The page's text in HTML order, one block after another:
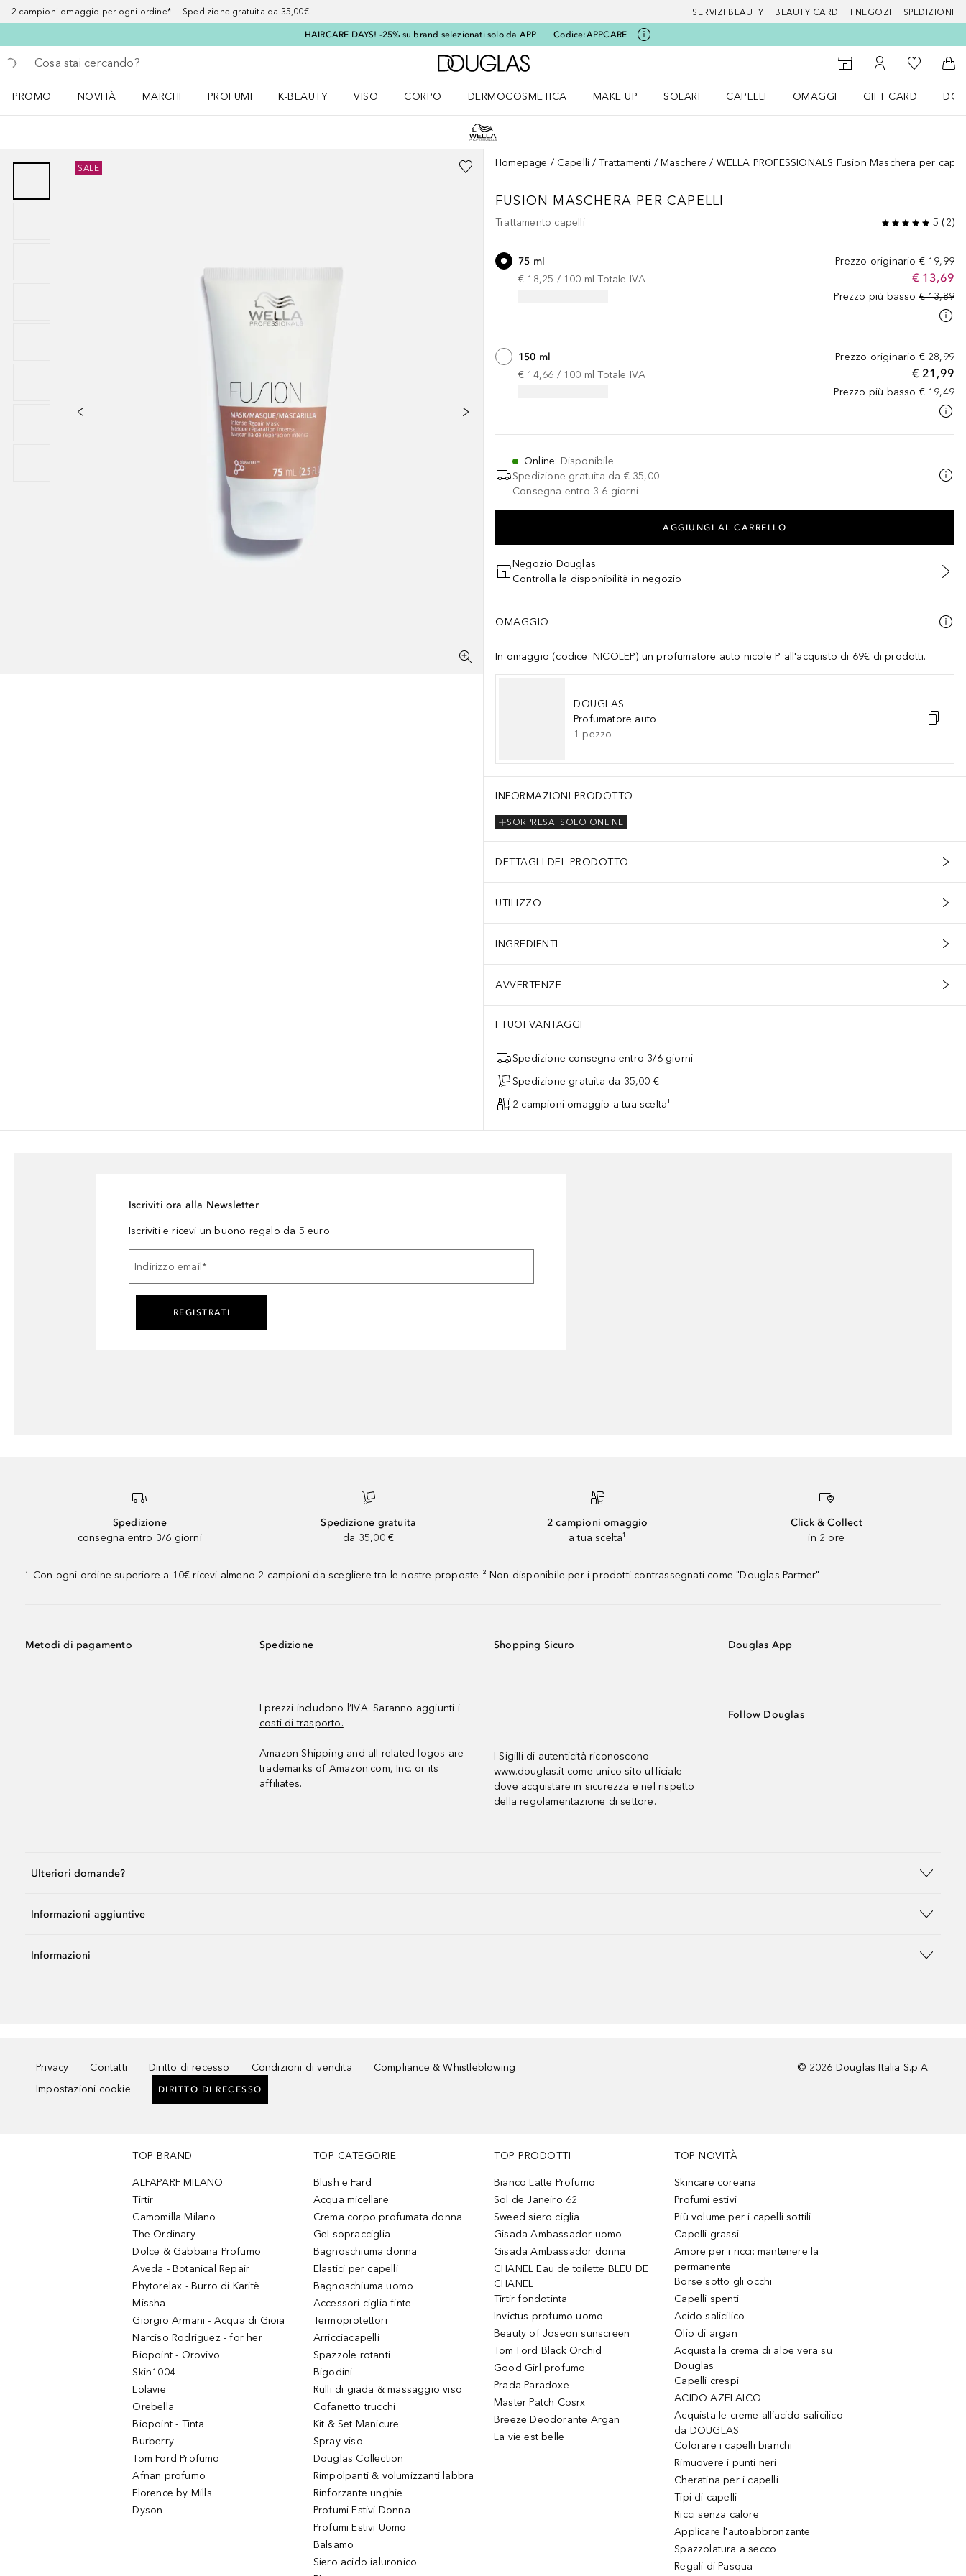
2 campioni omaggio per ogni ordine* Spedizione gratuita da 35,00€ SERVIZI BEAUTY BEAUTY CARD I NEGOZI SPEDIZIONI
HAIRCARE DAYS! -25% su brand selezionati solo da APP Codice:APPCARE
Torna indietro
Esegui ricerca
A Douglas Home
StorefinderAl Mio Account
Alla Mia
Al
PROMO
NOVITÀ
MARCHI
PROFUMI
K-BEAUTY
VISO
CORPO
DERMOCOSMETICA
MAKE UP
SOLARI
CAPELLI
OMAGGI
GIFT CARD
SALE Homepage Capelli Trattamenti Maschere WELLA PROFESSIONALS Fusion Maschera per
FUSION MASCHERA PER CAPELLI
Trattamento capelli 5 (2)
Prezzo originario € 19,99
€ 13,69
Prezzo più basso € 13,89
75 ml
€ 18,25 / 100 ml Totale IVA
Prezzo originario € 28,99
€ 21,99
Prezzo più basso € 19,49
150 ml
€ 14,66 / 100 ml Totale IVA
Online: Disponibile
Spedizione gratuita da € 35,00
Consegna entro 3-6 giorni
AGGIUNGI AL CARRELLO
Negozio Douglas
Controlla la disponibilità in negozio
OMAGGIO
In omaggio (codice: NICOLEP) un profumatore auto nicole P all'acquisto di 69€ di prodotti.
DOUGLAS
Profumatore auto
1 pezzo
INFORMAZIONI PRODOTTO
SOLO ONLINE
SORPRESA
DETTAGLI DEL PRODOTTO
UTILIZZO
INGREDIENTI
AVVERTENZE
I TUOI VANTAGGI
Spedizione consegna entro 3/6 giorni
Spedizione gratuita da 35,00 €
2 campioni omaggio a tua scelta¹
Iscriviti ora alla Newsletter
Iscriviti e ricevi un buono regalo da 5 euro
Indirizzo email *
REGISTRATI
Spedizione
consegna entro 3/6 giorni
Spedizione gratuita
da 35,00 €
2 campioni omaggio
a tua scelta¹
Click & Collect
in 2 ore
¹ Con ogni ordine superiore a 10€ ricevi almeno 2 campioni da scegliere tra le nostre proposte ² Non disponibile per i prodotti contrassegnati come "Douglas Partner"
Metodi di pagamento Spedizione
I prezzi includono l’IVA. Saranno aggiunti i
costi di trasporto.
Amazon Shipping and all related logos are
trademarks of Amazon.com, Inc. or its
affiliates.
Shopping Sicuro
I Sigilli di autenticità riconoscono
www.douglas.it come unico sito ufficiale
dove acquistare in sicurezza e nel rispetto
della regolamentazione di settore.
Douglas App
Follow Douglas
Ulteriori domande?
Informazioni aggiuntive
Informazioni
Privacy Contatti Diritto di recesso Condizioni di vendita
Compliance & Whistleblowing
Impostazioni cookie
DIRITTO DI RECESSO
© 2026 Douglas Italia S.p.A.
TOP BRAND
ALFAPARF MILANO
Tirtir
Camomilla Milano
The Ordinary
Dolce & Gabbana Profumo
Aveda - Botanical Repair
Phytorelax - Burro di Karitè
Missha
Giorgio Armani - Acqua di Gioia
Narciso Rodriguez - for her
Biopoint - Orovivo
Skin1004
Lolavie
Orebella
Biopoint - Tinta
Burberry
Tom Ford Profumo
Afnan profumo
Florence by Mills
Dyson
TOP CATEGORIE
Blush e Fard
Acqua micellare
Crema corpo profumata donna
Gel sopracciglia
Bagnoschiuma donna
Elastici per capelli
Bagnoschiuma uomo
Accessori ciglia finte
Termoprotettori
Arricciacapelli
Spazzole rotanti
Bigodini
Rulli di giada & massaggio viso
Cofanetto trucchi
Kit & Set Manicure
Spray viso
Douglas Collection
Rimpolpanti & volumizzanti labbra
Rinforzante unghie
Profumi Estivi Donna
Profumi Estivi Uomo
Balsamo
Siero acido ialuronico
TOP PRODOTTI
Bianco Latte Profumo
Sol de Janeiro 62
Sweed siero ciglia
Gisada Ambassador uomo
Gisada Ambassador donna
CHANEL Eau de toilette BLEU DE
CHANEL
Tirtir fondotinta
Invictus profumo uomo
Beauty of Joseon sunscreen
Tom Ford Black Orchid
Good Girl profumo
Prada Paradoxe
Master Patch Cosrx
Breeze Deodorante Argan
La vie est belle
TOP NOVITÀ
Skincare coreana
Profumi estivi
Più volume per i capelli sottili
Capelli grassi
Amore per i ricci: mantenere la
permanente
Borse sotto gli occhi
Capelli spenti
Acido salicilico
Olio di argan
Acquista la crema di aloe vera su
Douglas
Capelli crespi
ACIDO AZELAICO
Acquista le creme all’acido salicilico
da DOUGLAS
Colorare i capelli bianchi
Rimuovere i punti neri
Cheratina per i capelli
Tipi di capelli
Ricci senza calore
Applicare l'autoabbronzante
Spazzolatura a secco
Regali di Pasqua